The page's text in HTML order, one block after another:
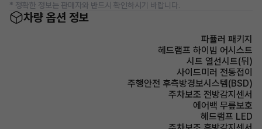
* 정확한 정보는 판매자와 반드시 확인하시기 바랍니다.
차량 옵션 정보
파퓰러 패키지
헤드램프 하이빔 어시스트
시트 열선시트(뒤)
사이드미러 전동접이
주행안전 후측방경보시스템(BSD)
주차보조 전방감지센서
에어백 무릎보호
헤드램프 LED